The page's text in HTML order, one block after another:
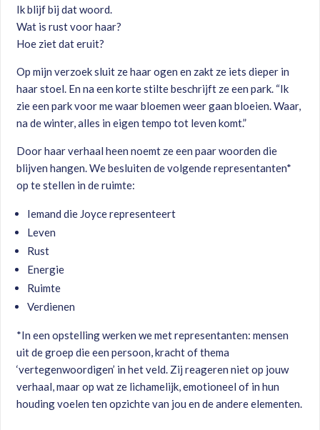
Ik blijf bij dat woord.
Wat is rust voor haar?
Hoe ziet dat eruit?
Op mijn verzoek sluit ze haar ogen en zakt ze iets dieper in
haar stoel. En na een korte stilte beschrijft ze een park. “Ik
zie een park voor me waar bloemen weer gaan bloeien. Waar,
na de winter, alles in eigen tempo tot leven komt.”
Door haar verhaal heen noemt ze een paar woorden die
blijven hangen. We besluiten de volgende representanten*
op te stellen in de ruimte:
Iemand die Joyce representeert
Leven
Rust
Energie
Ruimte
Verdienen
*In een opstelling werken we met representanten: mensen
uit de groep die een persoon, kracht of thema
‘vertegenwoordigen’ in het veld. Zij reageren niet op jouw
verhaal, maar op wat ze lichamelijk, emotioneel of in hun
houding voelen ten opzichte van jou en de andere elementen.